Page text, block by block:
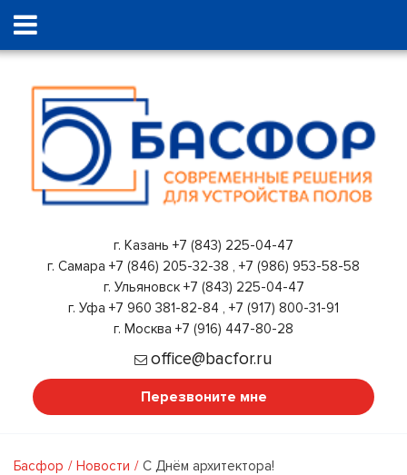
г. Казань +7 (843) 225-04-47
г. Самара +7 (846) 205-32-38 , +7 (986) 953-58-58
г. Ульяновск +7 (843) 225-04-47
г. Уфа +7 960 381-82-84 , +7 (917) 800-31-91
г. Москва +7 (916) 447-80-28
office@bacfor.ru
Перезвоните мне
Басфор Новости С Днём архитектора!